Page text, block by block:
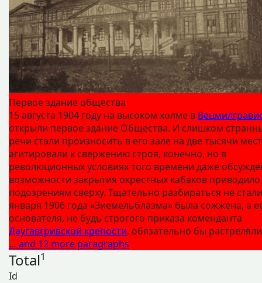
Первое здание общества
15 августа 1904 году на высоком холме в
открыли первое здание Общества. И слишком
речи стали произносить в его зале на две тысячи
агитировали к свержению строя, конечно, но в
революционных условиях того времени даже
возможности закрытия окрестных кабаков приводило
подозрениям сверху. Тщательно разбираться не
января 1906 года «Зиемельблазма» была сожжена, а
основателя, не будь строгого приказа коменданта
Даугавгривской крепости, обязательно бы
… and 12 more paragraphs
Total1
Id